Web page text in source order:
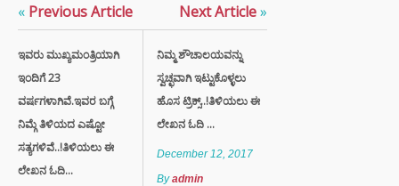
« Previous Article
ಇವರು ಮುಖ್ಯಮಂತ್ರಿಯಾಗಿ
ಇಂದಿಗೆ 23
ವರ್ಷಗಳಾಗಿವೆ.ಇವರ ಬಗ್ಗೆ
ನಿಮ್ಗೆ ತಿಳಿಯದ ಎಷ್ಟೋ
ಸತ್ಯಗಳಿವೆ..!ತಿಳಿಯಲು ಈ
ಲೇಖನ ಓದಿ...
Next Article»
ನಿಮ್ಮ ಶೌಚಾಲಯವನ್ನು
ಸ್ವಚ್ಛವಾಗಿ ಇಟ್ಟುಕೊಳ್ಳಲು
ಹೊಸ ಟ್ರಿಕ್ಸ್..!ತಿಳಿಯಲು ಈ
ಲೇಖನ ಓದಿ ...
December 12, 2017
Byadmin